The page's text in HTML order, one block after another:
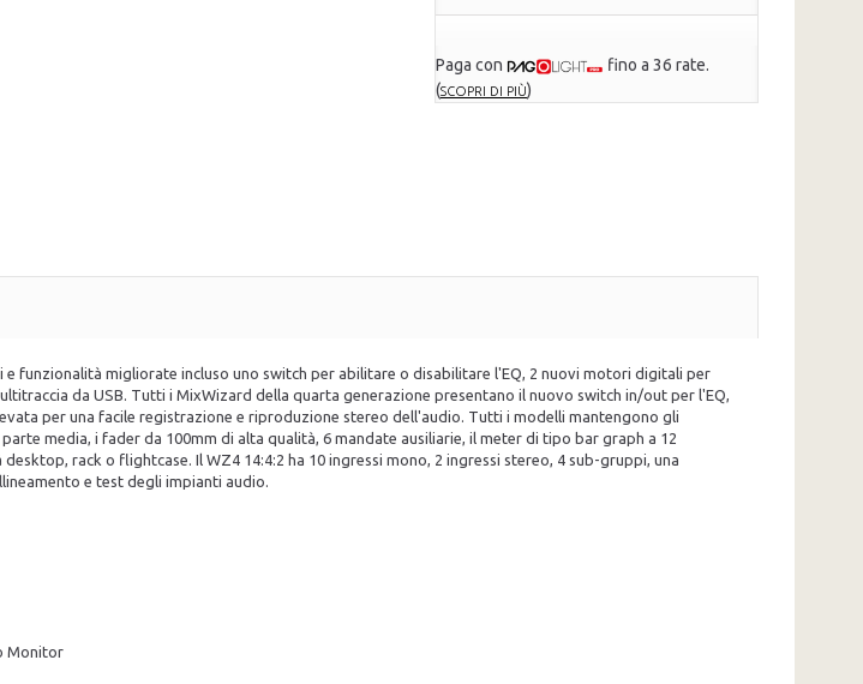
Paga con
fino a 36 rate.
(SCOPRI DI PIÙ)
funzionalità migliorate incluso uno switch per abilitare o disabilitare l'EQ, 2 nuovi motori digitali per
da USB. Tutti i MixWizard della quarta generazione presentano il nuovo switch in/out per l'EQ,
per una facile registrazione e riproduzione stereo dell'audio. Tutti i modelli mantengono gli
media, i fader da 100mm di alta qualità, 6 mandate ausiliarie, il meter di tipo bar graph a 12
rack o flightcase. Il WZ4 14:4:2 ha 10 ingressi mono, 2 ingressi stereo, 4 sub-gruppi, una
e test degli impianti audio.
Monitor